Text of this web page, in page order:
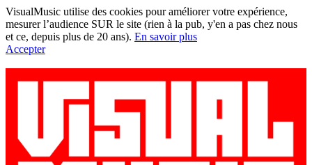
VisualMusic utilise des cookies pour améliorer votre expérience,
mesurer l’audience SUR le site (rien à la pub, y'en a pas chez nous
et ce, depuis plus de 20 ans). En savoir plus
Accepter